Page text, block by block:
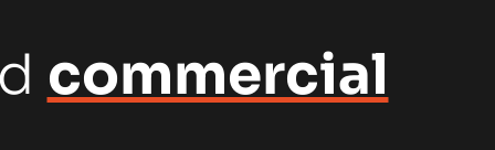
commercial